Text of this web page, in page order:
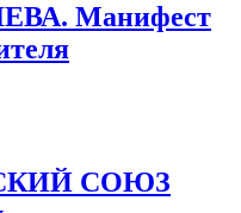
Манифест
СОЮЗ